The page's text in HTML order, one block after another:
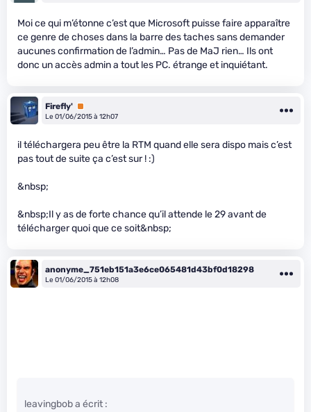
Moi ce qui m’étonne c’est que Microsoft puisse faire apparaître
ce genre de choses dans la barre des taches sans demander
aucunes confirmation de l’admin… Pas de MaJ rien… Ils ont
donc un accès admin a tout les PC. étrange et inquiétant.
Firefly' Premium
Le 01/06/2015 à 12h07
il téléchargera peu être la RTM quand elle sera dispo mais c’est
pas tout de suite ça c’est sur ! :)
&nbsp;
&nbsp;Il y as de forte chance qu’il attende le 29 avant de
télécharger quoi que ce soit&nbsp;
anonyme_751eb151a3e6ce065481d43bf0d18298
Le 01/06/2015 à 12h08
leavingbob a écrit :